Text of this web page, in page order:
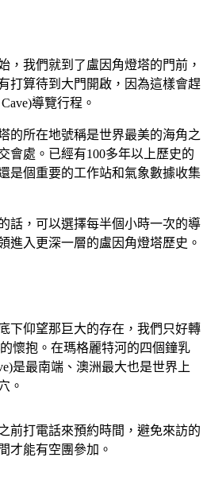
，我們就到了盧因角燈塔的門前，
打算待到大門開啟，因為這樣會趕
導覽行程。
的所在地號稱是世界最美的海角之
會處。已經有100多年以上歷史的
是個重要的工作站和氣象數據收集
話，可以選擇每半個小時一次的導
進入更深一層的盧因角燈塔歷史。
下仰望那巨大的存在，我們只好轉
懷抱。在瑪格麗特河的四個鐘乳
是最南端、澳洲最大也是世界上
。
前打電話來預約時間，避免來訪的
才能有空團參加。